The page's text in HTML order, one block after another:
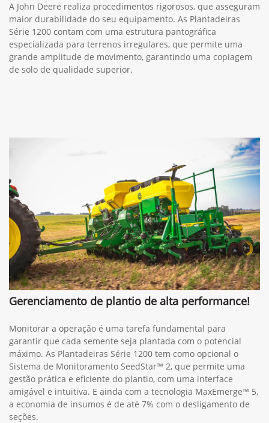
A John Deere realiza procedimentos rigorosos, que asseguram
maior durabilidade do seu equipamento. As Plantadeiras
Série 1200 contam com uma estrutura pantográfica
especializada para terrenos irregulares, que permite uma
grande amplitude de movimento, garantindo uma copiagem
de solo de qualidade superior.
Gerenciamento de plantio de alta performance!
Monitorar a operação é uma tarefa fundamental para
garantir que cada semente seja plantada com o potencial
máximo. As Plantadeiras Série 1200 tem como opcional o
Sistema de Monitoramento SeedStar™ 2, que permite uma
gestão prática e eficiente do plantio, com uma interface
amigável e intuitiva. E ainda com a tecnologia MaxEmerge™ 5,
a economia de insumos é de até 7% com o desligamento de
seções.